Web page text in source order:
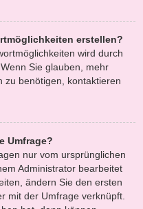
erstellen?
wird durch
Sie glauben, mehr
zu benötigen, kontaktieren
Umfrage?
nur vom ursprünglichen
Administrator bearbeitet
ändern Sie den ersten
mit der Umfrage verknüpft.